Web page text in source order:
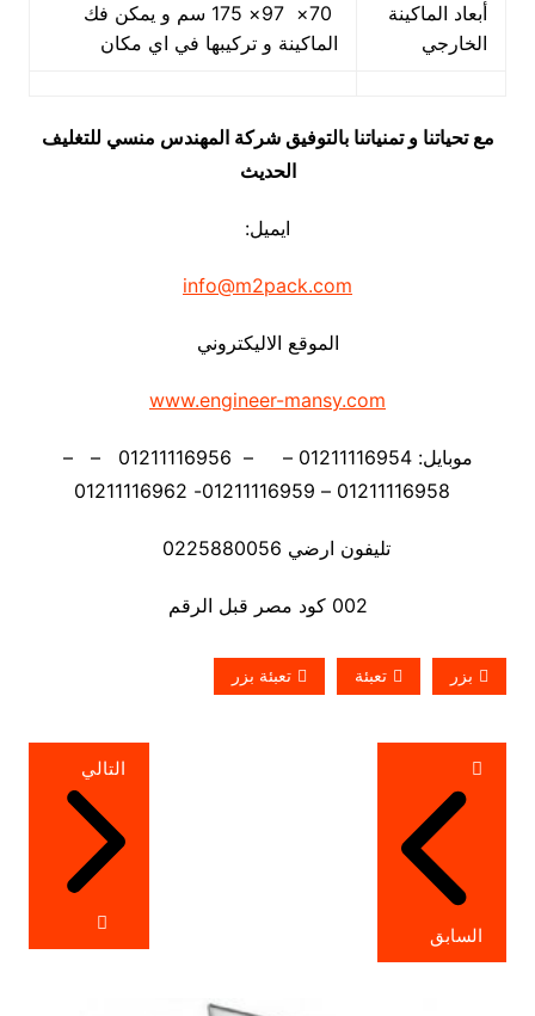
أبعاد الماكينة
الخارجي
70× 97× 175 سم و يمكن فك
الماكينة و تركيبها في اي مكان
مع تحياتنا و تمنياتنا بالتوفيق شركة المهندس منسي للتغليف
الحديث
ايميل:
info@m2pack.com
الموقع الاليكتروني
www.engineer-mansy.com
موبايل: 01211116954 – – 01211116956 – –
تليفون ارضي 0225880056
002 كود مصر قبل الرقم
بزر تعبئة تعبئة بزر
تصفّح
المقالات
السابق
التالي